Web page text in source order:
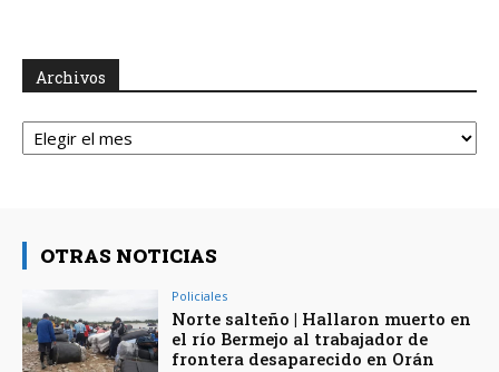
Archivos
Archivos
OTRAS NOTICIAS
Policiales
Norte salteño | Hallaron muerto en
el río Bermejo al trabajador de
frontera desaparecido en Orán